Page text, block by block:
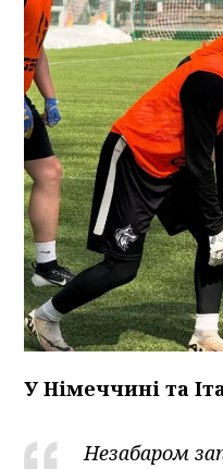
У Німеччині та
Незабаром